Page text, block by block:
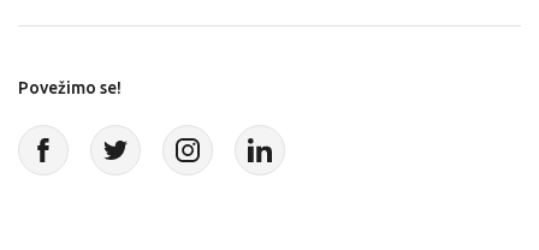
Povežimo se!